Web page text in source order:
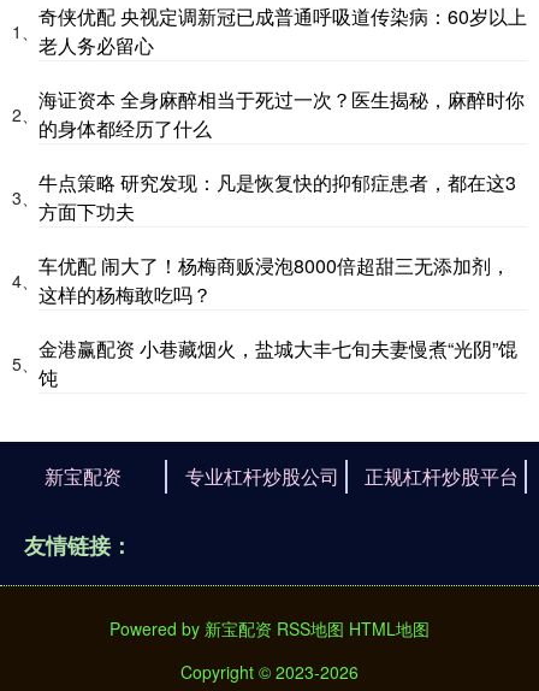
1、
奇侠优配 央视定调新冠已成普通呼吸道传染病：60岁以上
老人务必留心
2、
海证资本 全身麻醉相当于死过一次？医生揭秘，麻醉时你
的身体都经历了什么
3、
牛点策略 研究发现：凡是恢复快的抑郁症患者，都在这3
方面下功夫
4、
车优配 闹大了！杨梅商贩浸泡8000倍超甜三无添加剂，
这样的杨梅敢吃吗？
5、
金港赢配资 小巷藏烟火，盐城大丰七旬夫妻慢煮“光阴”馄
饨
新宝配资 专业杠杆炒股公司 正规杠杆炒股平台
友情链接：
Powered by 新宝配资 RSS地图 HTML地图
Copyright © 2023-2026